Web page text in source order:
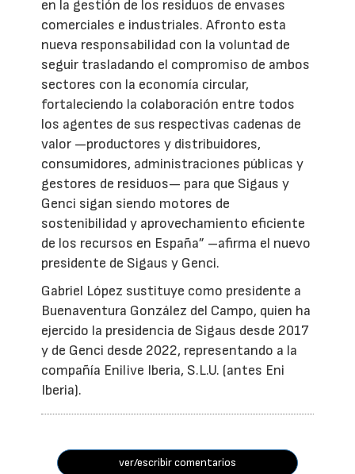
en la gestión de los residuos de envases
comerciales e industriales. Afronto esta
nueva responsabilidad con la voluntad de
seguir trasladando el compromiso de ambos
sectores con la economía circular,
fortaleciendo la colaboración entre todos
los agentes de sus respectivas cadenas de
valor —productores y distribuidores,
consumidores, administraciones públicas y
gestores de residuos— para que Sigaus y
Genci sigan siendo motores de
sostenibilidad y aprovechamiento eficiente
de los recursos en España” –afirma el nuevo
presidente de Sigaus y Genci.
Gabriel López sustituye como presidente a
Buenaventura González del Campo, quien ha
ejercido la presidencia de Sigaus desde 2017
y de Genci desde 2022, representando a la
compañía Enilive Iberia, S.L.U. (antes Eni
Iberia).
ver/escribir comentarios